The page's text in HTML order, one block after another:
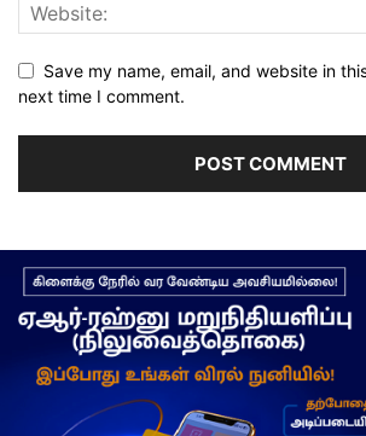
Save my name, email, and website in
next time I comment.